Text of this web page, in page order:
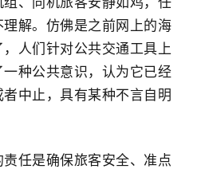
解。仿佛是之前网上的海
人们针对公共交通工具上
种公共意识，认为它已经
中止，具有某种不言自明
任是确保旅客安全、准点